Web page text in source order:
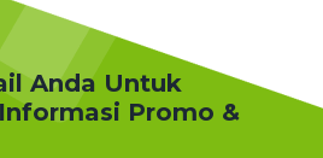
Anda Untuk
Promo &